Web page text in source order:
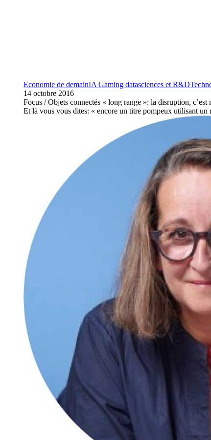
Economie de demainIA Gaming datasciences et R&D
14 octobre 2016
Focus / Objets connectés « long range »: la disruption, c’est
Et là vous vous dites: « encore un titre pompeux utilisant